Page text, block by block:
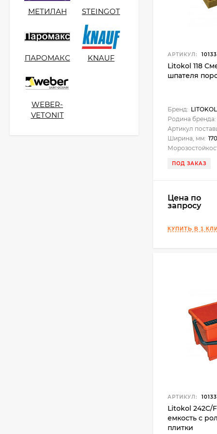
АРТИКУЛ:
Litokol 118
шпателя
Бренд: LITOKOL
Родина бренда:
Артикул
Ширина, мм: 170
ПОД ЗАКАЗ
Цена по
запросу
АРТИКУЛ:
Litokol 242C/
емкость с
плитки
МЕТИЛАН STEINGOT
ПАРОМАКС KNAUF
WEBER-
VETONIT